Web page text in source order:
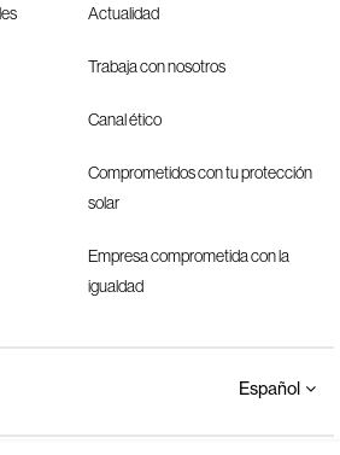
Actualidad
Trabaja con nosotros
Canal ético
Comprometidos con tu protección
solar
Empresa comprometida con la
igualdad
Español